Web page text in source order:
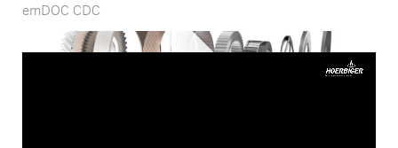
emDOC CDC